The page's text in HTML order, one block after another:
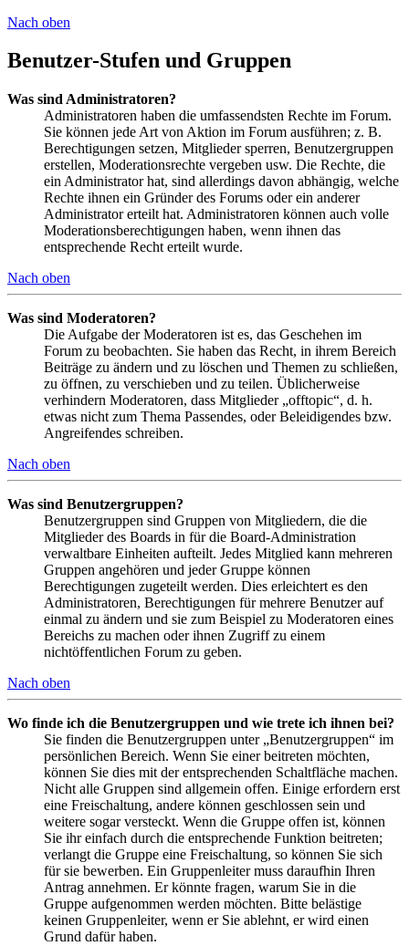
Nach oben
Benutzer-Stufen und Gruppen
Was sind Administratoren?
Administratoren haben die umfassendsten Rechte im Forum.
Sie können jede Art von Aktion im Forum ausführen; z. B.
Berechtigungen setzen, Mitglieder sperren, Benutzergruppen
erstellen, Moderationsrechte vergeben usw. Die Rechte, die
ein Administrator hat, sind allerdings davon abhängig, welche
Rechte ihnen ein Gründer des Forums oder ein anderer
Administrator erteilt hat. Administratoren können auch volle
Moderationsberechtigungen haben, wenn ihnen das
entsprechende Recht erteilt wurde.
Nach oben
Was sind Moderatoren?
Die Aufgabe der Moderatoren ist es, das Geschehen im
Forum zu beobachten. Sie haben das Recht, in ihrem Bereich
Beiträge zu ändern und zu löschen und Themen zu schließen,
zu öffnen, zu verschieben und zu teilen. Üblicherweise
verhindern Moderatoren, dass Mitglieder „offtopic“, d. h.
etwas nicht zum Thema Passendes, oder Beleidigendes bzw.
Angreifendes schreiben.
Nach oben
Was sind Benutzergruppen?
Benutzergruppen sind Gruppen von Mitgliedern, die die
Mitglieder des Boards in für die Board-Administration
verwaltbare Einheiten aufteilt. Jedes Mitglied kann mehreren
Gruppen angehören und jeder Gruppe können
Berechtigungen zugeteilt werden. Dies erleichtert es den
Administratoren, Berechtigungen für mehrere Benutzer auf
einmal zu ändern und sie zum Beispiel zu Moderatoren eines
Bereichs zu machen oder ihnen Zugriff zu einem
nichtöffentlichen Forum zu geben.
Nach oben
Wo finde ich die Benutzergruppen und wie trete ich ihnen bei?
Sie finden die Benutzergruppen unter „Benutzergruppen“ im
persönlichen Bereich. Wenn Sie einer beitreten möchten,
können Sie dies mit der entsprechenden Schaltfläche machen.
Nicht alle Gruppen sind allgemein offen. Einige erfordern erst
eine Freischaltung, andere können geschlossen sein und
weitere sogar versteckt. Wenn die Gruppe offen ist, können
Sie ihr einfach durch die entsprechende Funktion beitreten;
verlangt die Gruppe eine Freischaltung, so können Sie sich
für sie bewerben. Ein Gruppenleiter muss daraufhin Ihren
Antrag annehmen. Er könnte fragen, warum Sie in die
Gruppe aufgenommen werden möchten. Bitte belästige
keinen Gruppenleiter, wenn er Sie ablehnt, er wird einen
Grund dafür haben.